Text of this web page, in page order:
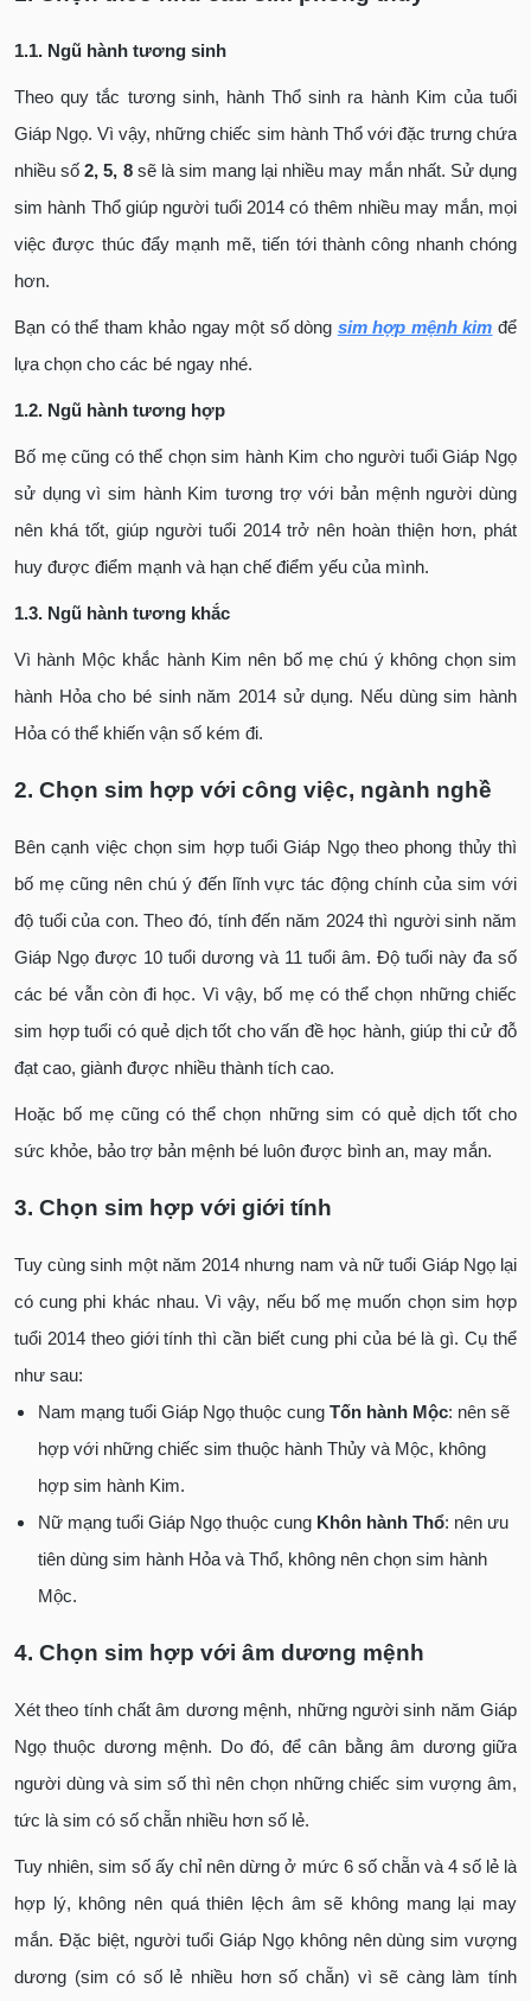
1.1. Ngũ hành tương sinh
Theo quy tắc tương sinh, hành Thổ sinh ra hành Kim của tuổi
Giáp Ngọ. Vì vậy, những chiếc sim hành Thổ với đặc trưng chứa
nhiều số2, 5, 8sẽ là sim mang lại nhiều may mắn nhất. Sử dụng
sim hành Thổ giúp người tuổi 2014 có thêm nhiều may mắn, mọi
việc được thúc đẩy mạnh mẽ, tiến tới thành công nhanh chóng
hơn.
Bạn có thể tham khảo ngay một số dòng sim hợp mệnh kim để
lựa chọn cho các bé ngay nhé.
1.2. Ngũ hành tương hợp
Bố mẹ cũng có thể chọn sim hành Kim cho người tuổi Giáp Ngọ
sử dụng vì sim hành Kim tương trợ với bản mệnh người dùng
nên khá tốt, giúp người tuổi 2014 trở nên hoàn thiện hơn, phát
huy được điểm mạnh và hạn chế điểm yếu của mình.
1.3. Ngũ hành tương khắc
Vì hành Mộc khắc hành Kim nên bố mẹ chú ý không chọn sim
hành Hỏa cho bé sinh năm 2014 sử dụng. Nếu dùng sim hành
Hỏa có thể khiến vận số kém đi.
2. Chọn sim hợp với công việc, ngành nghề
Bên cạnh việc chọn sim hợp tuổi Giáp Ngọ theo phong thủy thì
bố mẹ cũng nên chú ý đến lĩnh vực tác động chính của sim với
độ tuổi của con. Theo đó, tính đến năm 2024 thì người sinh năm
Giáp Ngọ được 10 tuổi dương và 11 tuổi âm. Độ tuổi này đa số
các bé vẫn còn đi học. Vì vậy, bố mẹ có thể chọn những chiếc
sim hợp tuổi có quẻ dịch tốt cho vấn đề học hành, giúp thi cử đỗ
đạt cao, giành được nhiều thành tích cao.
Hoặc bố mẹ cũng có thể chọn những sim có quẻ dịch tốt cho
sức khỏe, bảo trợ bản mệnh bé luôn được bình an, may mắn.
3. Chọn sim hợp với giới tính
Tuy cùng sinh một năm 2014 nhưng nam và nữ tuổi Giáp Ngọ lại
có cung phi khác nhau. Vì vậy, nếu bố mẹ muốn chọn sim hợp
tuổi 2014 theo giới tính thì cần biết cung phi của bé là gì. Cụ thể
như sau:
Nam mạng tuổi Giáp Ngọ thuộc cung Tốn hành Mộc: nên sẽ
hợp với những chiếc sim thuộc hành Thủy và Mộc, không
hợp sim hành Kim.
Nữ mạng tuổi Giáp Ngọ thuộc cung Khôn hành Thổ: nên ưu
tiên dùng sim hành Hỏa và Thổ, không nên chọn sim hành
Mộc.
4. Chọn sim hợp với âm dương mệnh
Xét theo tính chất âm dương mệnh, những người sinh năm Giáp
Ngọ thuộc dương mệnh. Do đó, để cân bằng âm dương giữa
người dùng và sim số thì nên chọn những chiếc sim vượng âm,
tức là sim có số chẵn nhiều hơn số lẻ.
Tuy nhiên, sim số ấy chỉ nên dừng ở mức 6 số chẵn và 4 số lẻ là
hợp lý, không nên quá thiên lệch âm sẽ không mang lại may
mắn. Đặc biệt, người tuổi Giáp Ngọ không nên dùng sim vượng
dương (sim có số lẻ nhiều hơn số chẵn) vì sẽ càng làm tính